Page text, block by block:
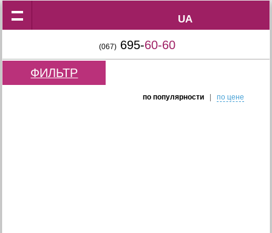
UA
UA
(067) 695-60-60
ФИЛЬТР
по популярности| по цене